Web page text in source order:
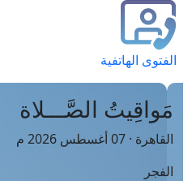
الفتوى الهاتفية
مَواقِيتُ الصَّـــلاة
القاهرة · 07 أغسطس 2026 م
الفجر